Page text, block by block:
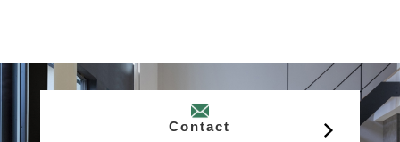
Contact